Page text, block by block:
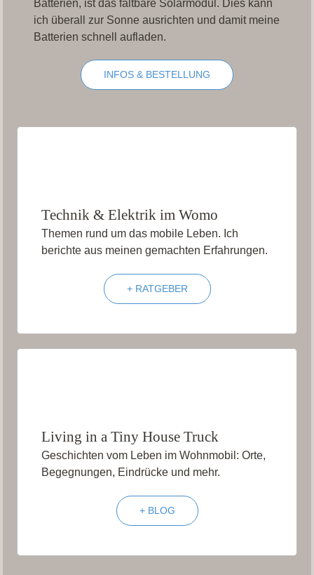
Batterien, ist das faltbare Solarmodul. Dies kann
ich überall zur Sonne ausrichten und damit meine
Batterien schnell aufladen.
INFOS & BESTELLUNG
Technik & Elektrik im Womo
Themen rund um das mobile Leben. Ich
berichte aus meinen gemachten Erfahrungen.
+ RATGEBER
Living in a Tiny House Truck
Geschichten vom Leben im Wohnmobil: Orte,
Begegnungen, Eindrücke und mehr.
+ BLOG